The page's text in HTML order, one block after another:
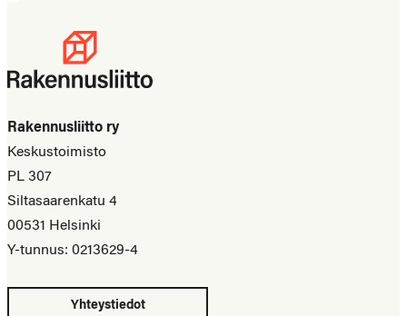
Rakennusliitto ry
Keskustoimisto
PL 307
Siltasaarenkatu 4
00531 Helsinki
Y-tunnus: 0213629-4
Yhteystiedot